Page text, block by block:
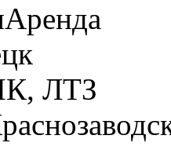
Аренда
ЛТЗ